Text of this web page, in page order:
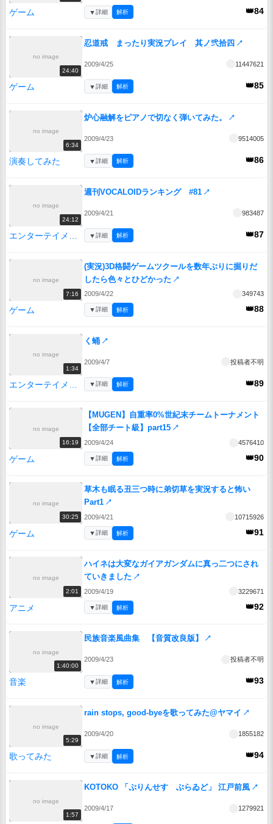
ゲーム 👑84
▼詳細 解析
no image
24:40
忍道戒 まったり実況プレイ 其ノ弐拾四 ↗
2009/4/25 11447621
ゲーム 👑85
▼詳細 解析
no image
6:34
炉心融解をピアノで切なく弾いてみた。 ↗
2009/4/23 9514005
演奏してみた 👑86
▼詳細 解析
no image
24:12
週刊VOCALOIDランキング #81 ↗
2009/4/21 983487
👑87
▼詳細 解析
no image
7:16
(実況)3D格闘ゲームツクールを数年ぶりに掘りだ
したら色々とひどかった ↗
2009/4/22 349743
ゲーム 👑88
▼詳細 解析
no image
1:34
く蛹 ↗
2009/4/7 投稿者不明
👑89
▼詳細 解析
no image
16:19
【MUGEN】自重率0%世紀末チームトーナメント
【全部チート級】part15 ↗
2009/4/24 4576410
ゲーム 👑90
▼詳細 解析
no image
30:25
草木も眠る丑三つ時に弟切草を実況すると怖い
Part1 ↗
2009/4/21 10715926
ゲーム 👑91
▼詳細 解析
no image
2:01
ハイネは大変なガイアガンダムに真っ二つにされ
ていきました ↗
2009/4/19 3229671
アニメ 👑92
▼詳細 解析
no image
1:40:00
民族音楽風曲集 【音質改良版】 ↗
2009/4/23 投稿者不明
音楽 👑93
▼詳細 解析
no image
5:29
rain stops, good-byeを歌ってみた@ヤマイ ↗
2009/4/20 1855182
歌ってみた 👑94
▼詳細 解析
no image
1:57
KOTOKO 「ぷりんせす ぶらゐど」 江戸前風 ↗
2009/4/17 1279921